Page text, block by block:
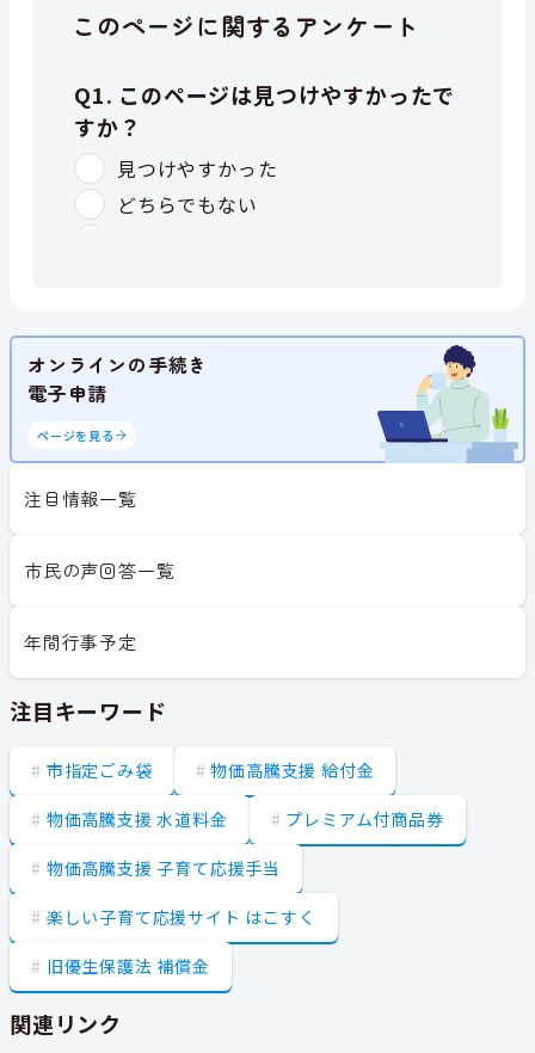
このページに関するアンケート
オンラインの手続き
電子申請
ページを見る
注目情報一覧
市民の声回答一覧
年間行事予定
注目キーワード
市指定ごみ袋 物価高騰支援 給付金
物価高騰支援 水道料金 プレミアム付商品券
物価高騰支援 子育て応援手当
楽しい子育て応援サイト はこすく
旧優生保護法 補償金
関連リンク